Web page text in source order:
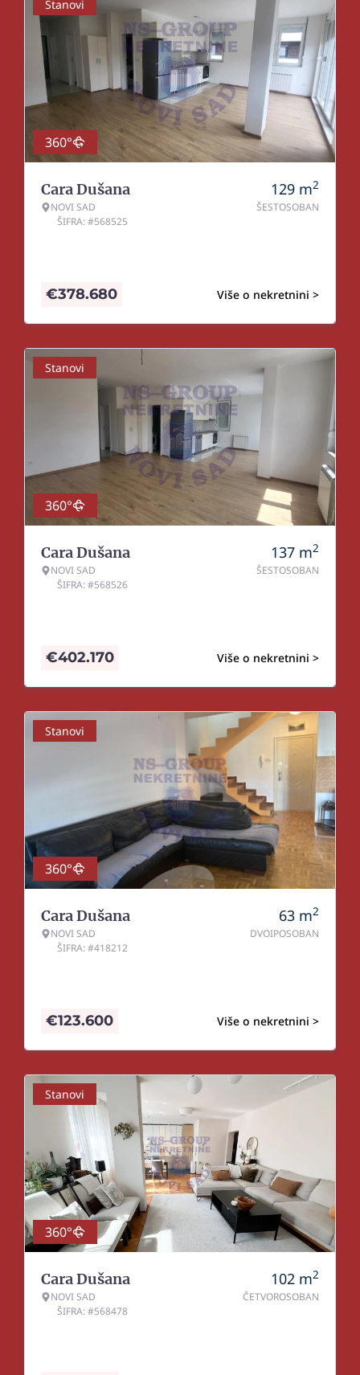
Stanovi
360°
Cara Dušana
NOVI SAD
ŠIFRA: #568525
129 m2
ŠESTOSOBAN
Više o nekretnini >
€378.680
Stanovi
360°
Cara Dušana
NOVI SAD
ŠIFRA: #568526
137 m2
ŠESTOSOBAN
Više o nekretnini >
€402.170
Stanovi
360°
Cara Dušana
NOVI SAD
ŠIFRA: #418212
63 m2
DVOIPOSOBAN
Više o nekretnini >
€123.600
Stanovi
360°
Cara Dušana
NOVI SAD
ŠIFRA: #568478
102 m2
ČETVOROSOBAN